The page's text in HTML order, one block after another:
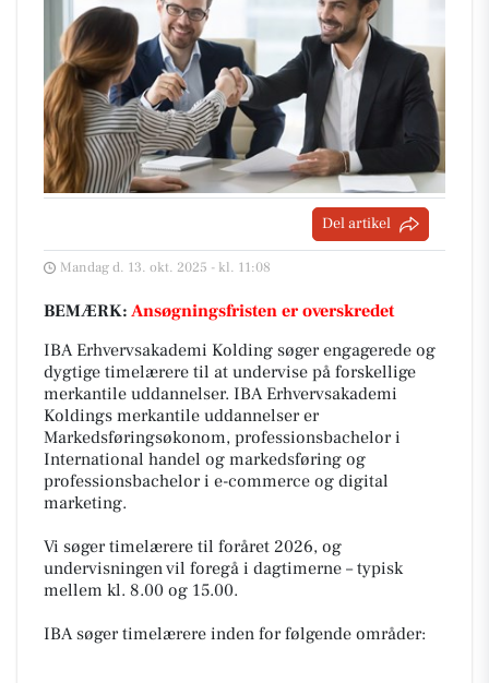
Del artikel
Mandag d. 13. okt. 2025 - kl. 11:08
BEMÆRK: Ansøgningsfristen er overskredet
IBA Erhvervsakademi Kolding søger engagerede og
dygtige timelærere til at undervise på forskellige
merkantile uddannelser. IBA Erhvervsakademi
Koldings merkantile uddannelser er
Markedsføringsøkonom, professionsbachelor i
International handel og markedsføring og
professionsbachelor i e-commerce og digital
marketing.
Vi søger timelærere til foråret 2026, og
undervisningen vil foregå i dagtimerne – typisk
mellem kl. 8.00 og 15.00.
IBA søger timelærere inden for følgende områder: